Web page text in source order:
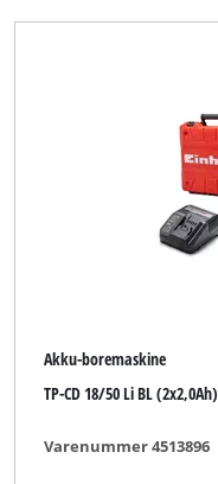
Akku-boremaskine
TP-CD 18/50 Li BL (2x2,0Ah)
Varenummer 4513896